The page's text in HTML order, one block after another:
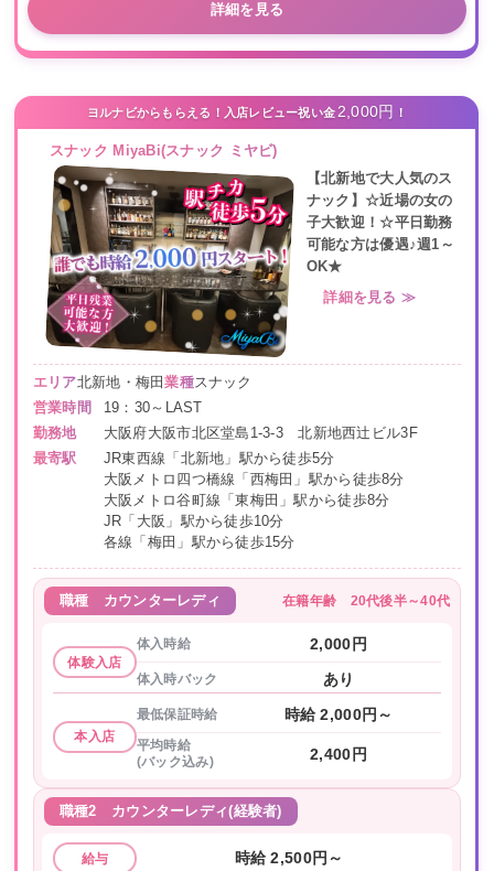
詳細を見る
ヨルナビからもらえる！入店レビュー祝い金2,000円 ！
スナック MiyaBi(スナック ミヤビ)
【北新地で大人気のス
ナック】☆近場の女の
子大歓迎！☆平日勤務
可能な方は優遇♪週1～
OK★
詳細を見る ≫
エリア北新地・梅田業種スナック
営業時間
19：30～LAST
勤務地
大阪府大阪市北区堂島1-3-3 北新地西辻ビル3F
最寄駅
JR東西線「北新地」駅から徒歩5分
大阪メトロ四つ橋線「西梅田」駅から徒歩8分
大阪メトロ谷町線「東梅田」駅から徒歩8分
JR「大阪」駅から徒歩10分
各線「梅田」駅から徒歩15分
職種 カウンターレディ 在籍年齢 20代後半～40代
体験入店
体入時給 2,000円
体入時バック あり
本入店
最低保証時給 時給 2,000円～
平均時給
(バック込み)
2,400円
職種2 カウンターレディ(経験者)
給与 時給 2,500円～